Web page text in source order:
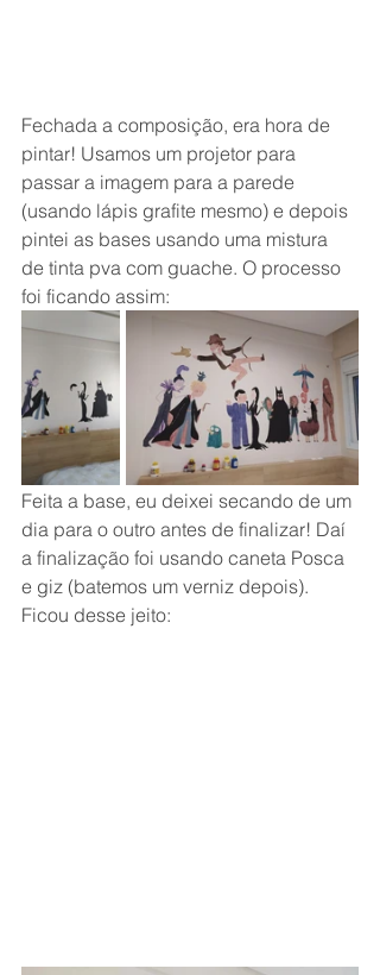
Fechada a composição, era hora de
pintar! Usamos um projetor para
passar a imagem para a parede
(usando lápis grafite mesmo) e depois
pintei as bases usando uma mistura
de tinta pva com guache. O processo
foi ficando assim:
Feita a base, eu deixei secando de um
dia para o outro antes de finalizar! Daí
a finalização foi usando caneta Posca
e giz (batemos um verniz depois).
Ficou desse jeito: